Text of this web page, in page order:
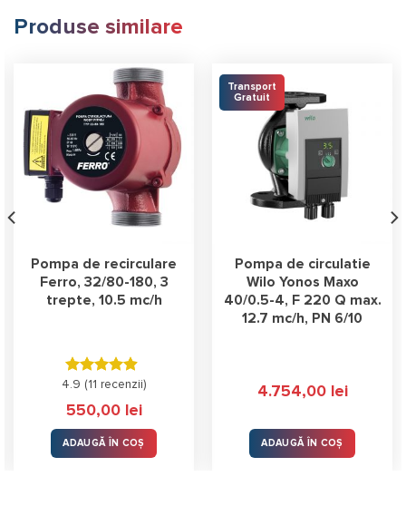
Produse similare
Pompa de recirculare
Ferro, 32/80-180, 3
trepte, 10.5 mc/h
Evaluat la
din 5
4.9 (11 recenzii)
550,00 lei
ADAUGĂ ÎN COȘ
Transport
Gratuit
Pompa de circulatie
Wilo Yonos Maxo
40/0.5-4, F 220 Q max.
12.7 mc/h, PN 6/10
4.754,00 lei
ADAUGĂ ÎN COȘ